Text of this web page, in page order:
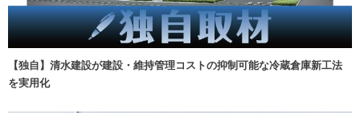
【独自】清水建設が建設・維持管理コストの抑制可能な冷蔵倉庫新工法
を実用化